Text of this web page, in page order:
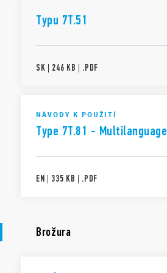
Typu 7T.51
SK | 246 KB | .PDF
NÁVODY K POUŽITÍ
Type 7T.81 - Multilanguage
EN | 335 KB | .PDF
Brožura